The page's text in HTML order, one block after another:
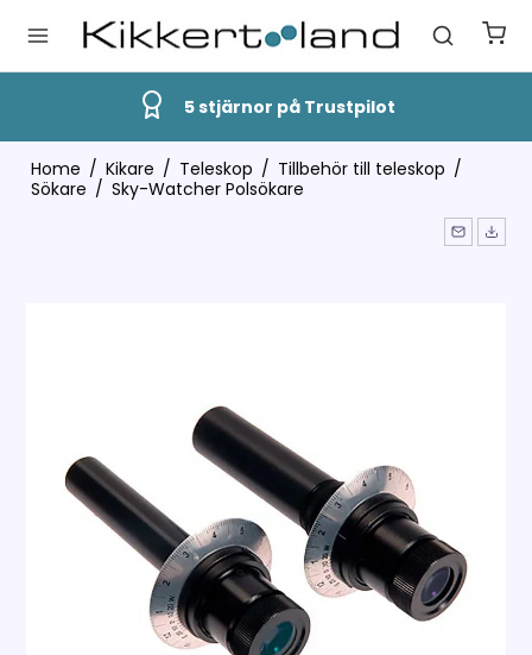
5 stjärnor på Trustpilot
Home / Kikare / Teleskop / Tillbehör till teleskop /
Sökare / Sky-Watcher Polsökare